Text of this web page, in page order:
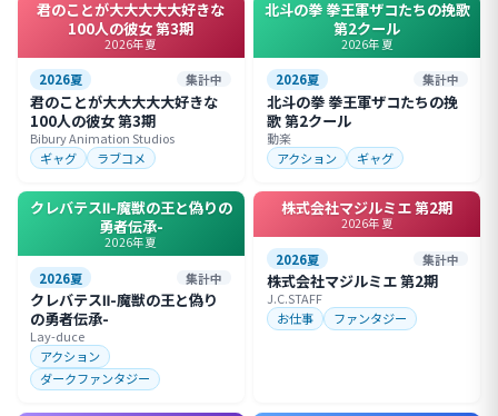
君のことが大大大大大好きな
100人の彼女 第3期
2026年夏
2026夏 集計中
君のことが大大大大大好きな
100人の彼女 第3期
Bibury Animation Studios
ギャグ
ラブコメ
北斗の拳 拳王軍ザコたちの挽歌
第2クール
2026年夏
2026夏 集計中
北斗の拳 拳王軍ザコたちの挽
歌 第2クール
動楽
アクション
ギャグ
クレバテスⅡ-魔獣の王と偽りの
勇者伝承-
2026年夏
2026夏 集計中
クレバテスⅡ-魔獣の王と偽り
の勇者伝承-
Lay-duce
アクション
ダークファンタジー
株式会社マジルミエ 第2期
2026年夏
2026夏 集計中
株式会社マジルミエ 第2期
J.C.STAFF
お仕事
ファンタジー